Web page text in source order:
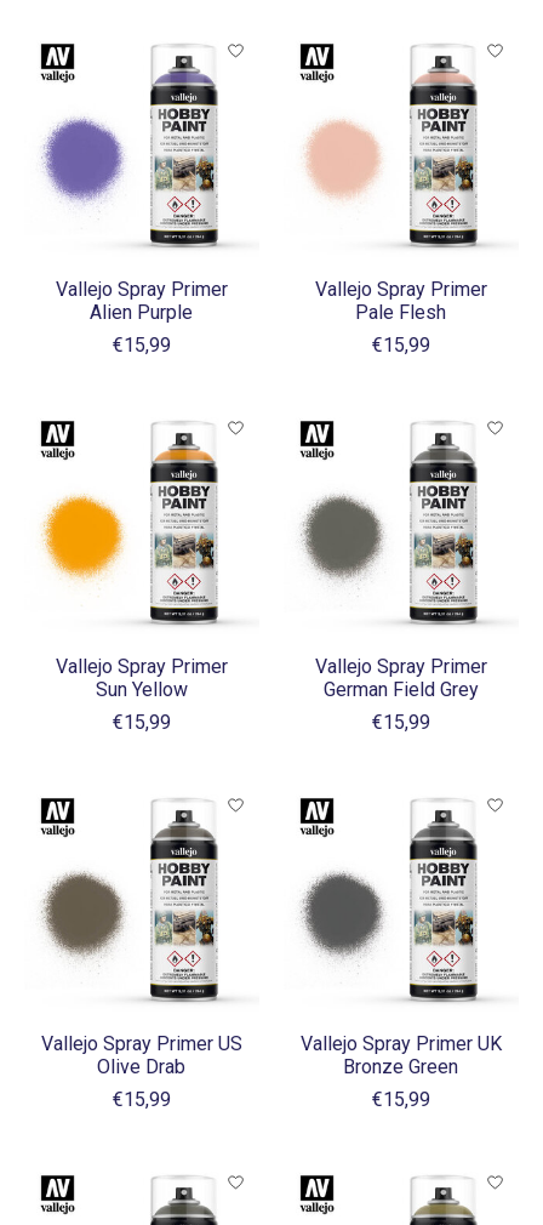
Vallejo Spray Primer
Alien Purple
€15,99
Vallejo Spray Primer
Pale Flesh
€15,99
Vallejo Spray Primer
Sun Yellow
€15,99
Vallejo Spray Primer
German Field Grey
€15,99
Vallejo Spray Primer US
Olive Drab
€15,99
Vallejo Spray Primer UK
Bronze Green
€15,99